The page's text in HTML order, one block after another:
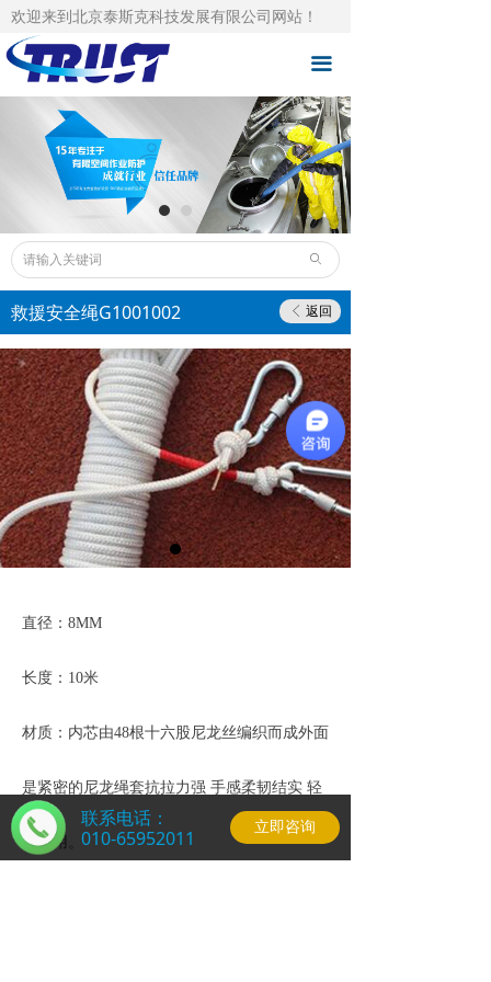
欢迎来到北京泰斯克科技发展有限公司网站！
끀
泰斯克首页
自主品牌
总品牌代理
成功案例
下载中心
泰斯克资讯
人才招聘
关于泰斯克
联系泰斯克
ꄙ
ꁣ 返回
救援安全绳G1001002
直径：8MM
长度：10米
材质：内芯由48根十六股尼龙丝编织而成外面
是紧密的尼龙绳套抗拉力强 手感柔韧结实 轻
便实用。
联系电话：
010-65952011
立即咨询